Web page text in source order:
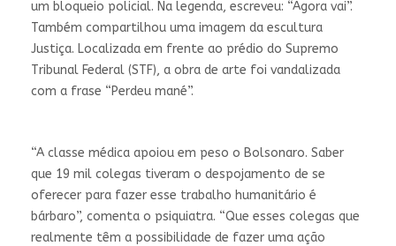
um bloqueio policial. Na legenda, escreveu: “Agora vai”.
Também compartilhou uma imagem da escultura
Justiça. Localizada em frente ao prédio do Supremo
Tribunal Federal (STF), a obra de arte foi vandalizada
com a frase “Perdeu mané”.
“A classe médica apoiou em peso o Bolsonaro. Saber
que 19 mil colegas tiveram o despojamento de se
oferecer para fazer esse trabalho humanitário é
bárbaro”, comenta o psiquiatra. “Que esses colegas que
realmente têm a possibilidade de fazer uma ação